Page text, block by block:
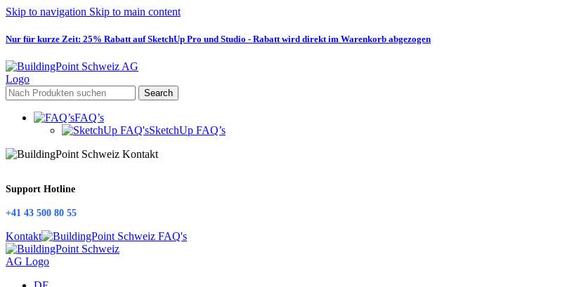
Skip to navigation Skip to main content
Nur für kurze Zeit: 25% Rabatt auf SketchUp Pro und Studio - Rabatt wird direkt im Warenkorb abgezogen
Search
FAQ’s
SketchUp FAQ’s
Support Hotline
+41 43 500 80 55
Kontakt